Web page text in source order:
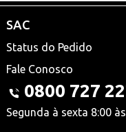
SAC
Status do Pedido
Fale Conosco
0800 727
Segunda à sexta 8:00